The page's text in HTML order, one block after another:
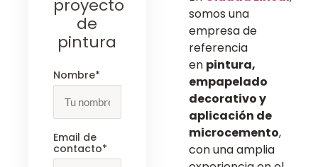
somos una
empresa de
referencia
en pintura,
empapelado
decorativo y
aplicación de
microcemento,
con una amplia
proyecto
de
pintura
Nombre*
Email de
contacto*